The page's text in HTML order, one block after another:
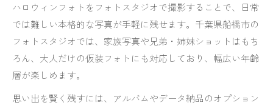
ハロウィンフォトをフォトスタジオで撮影することで、日常
では難しい本格的な写真が手軽に残せます。千葉県船橋市の
フォトスタジオでは、家族写真や兄弟・姉妹ショットはもち
ろん、大人だけの仮装フォトにも対応しており、幅広い年齢
層が楽しめます。
思い出を賢く残すには、アルバムやデータ納品のオプション